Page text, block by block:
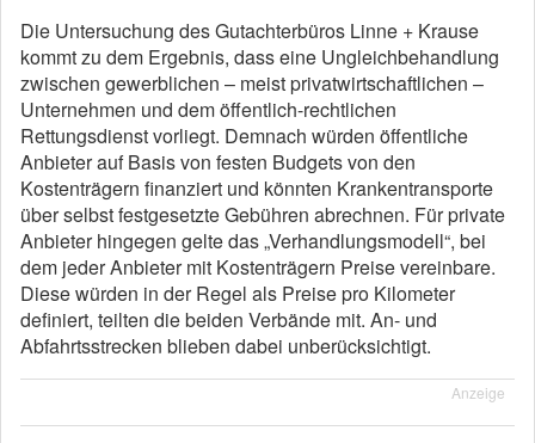
Die Untersuchung des Gutachterbüros Linne + Krause
kommt zu dem Ergebnis, dass eine Ungleichbehandlung
zwischen gewerblichen – meist privatwirtschaftlichen –
Unternehmen und dem öffentlich-rechtlichen
Rettungsdienst vorliegt. Demnach würden öffentliche
Anbieter auf Basis von festen Budgets von den
Kostenträgern finanziert und könnten Krankentransporte
über selbst festgesetzte Gebühren abrechnen. Für private
Anbieter hingegen gelte das „Verhandlungsmodell“, bei
dem jeder Anbieter mit Kostenträgern Preise vereinbare.
Diese würden in der Regel als Preise pro Kilometer
definiert, teilten die beiden Verbände mit. An- und
Abfahrtsstrecken blieben dabei unberücksichtigt.
Anzeige